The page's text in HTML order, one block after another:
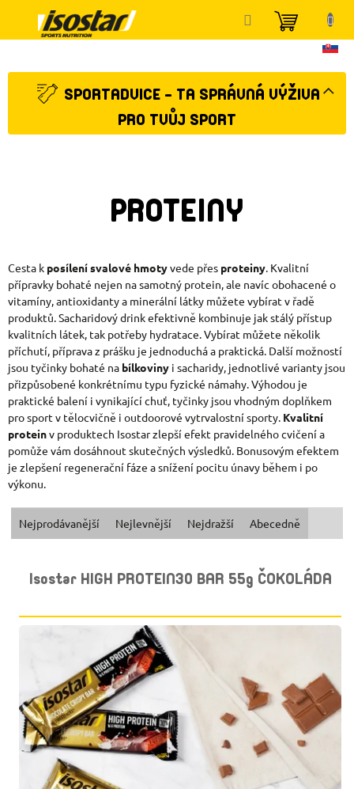
obsah
KOŠÍK
SPORTADVICE - TA SPRÁVNÁ VÝŽIVA
PRO TVŮJ SPORT
PROTEINY
Cesta k posílení svalové hmotyvede přes proteiny. Kvalitní
přípravky bohaté nejen na samotný protein, ale navíc obohacené o
vitamíny, antioxidanty a minerální látky můžete vybírat v řadě
produktů. Sacharidový drink efektivně kombinuje jak stálý přístup
kvalitních látek, tak potřeby hydratace. Vybírat můžete několik
příchutí, příprava z prášku je jednoduchá a praktická. Další možností
jsou tyčinky bohaté na bílkoviny i sacharidy, jednotlivé varianty jsou
přizpůsobené konkrétnímu typu fyzické námahy. Výhodou je
praktické balení i vynikající chuť, tyčinky jsou vhodným doplňkem
pro sport v tělocvičně i outdoorové vytrvalostní sporty. Kvalitní
proteinv produktech Isostar zlepší efekt pravidelného cvičení a
pomůže vám dosáhnout skutečných výsledků. Bonusovým efektem
je zlepšení regenerační fáze a snížení pocitu únavy během i po
výkonu.
Ř
P
Nejprodávanější Nejlevnější Nejdražší Abecedně
S
Isostar HIGH PROTEIN30 BAR 55g ČOKOLÁDA